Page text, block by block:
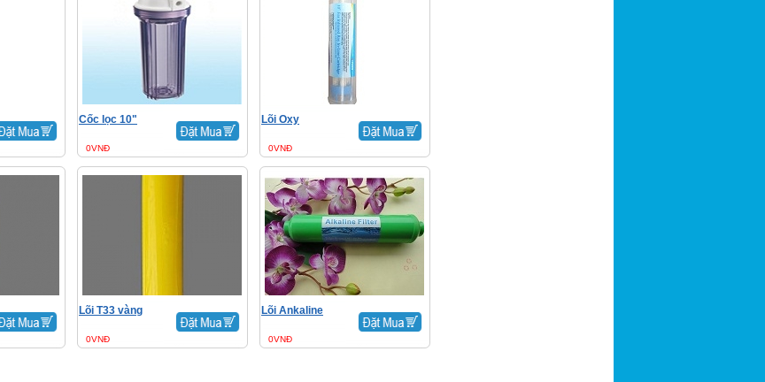
Cốc lọc 10"
0VNĐ
Lõi Oxy
0VNĐ
Lõi T33 vàng
0VNĐ
Lõi Ankaline
0VNĐ